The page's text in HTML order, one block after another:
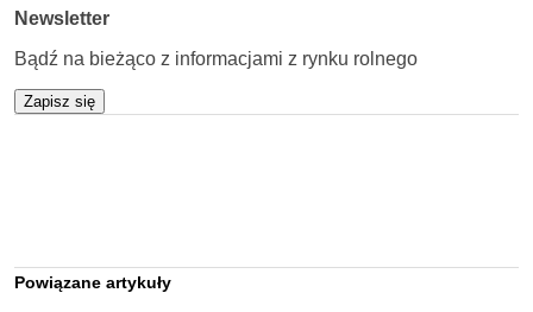
Newsletter
Bądź na bieżąco z informacjami z rynku rolnego
Zapisz się
Powiązane artykuły